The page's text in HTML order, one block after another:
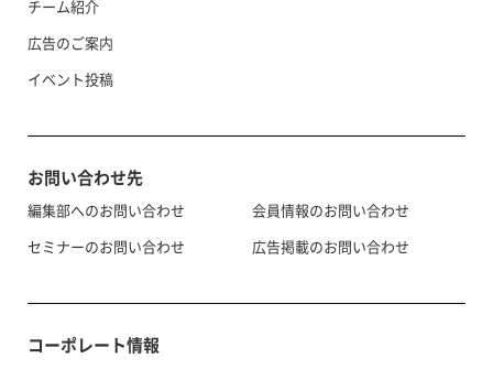
チーム紹介
広告のご案内
イベント投稿
お問い合わせ先
編集部へのお問い合わせ
セミナーのお問い合わせ
会員情報のお問い合わせ
広告掲載のお問い合わせ
コーポレート情報